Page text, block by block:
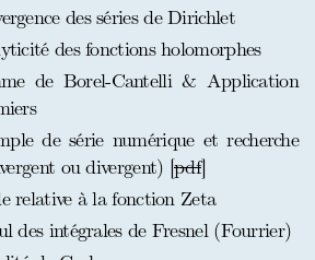
des séries de Dirichlet
des fonctions holomorphes
de Borel-Cantelli & Application
de série numérique et recherche
ou divergent) [pdf]
relative à la fonction Zeta
des intégrales de Fresnel (Fourrier)